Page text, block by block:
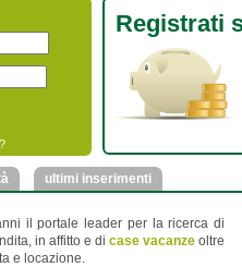
Registrati
ultimi inserimenti
il portale leader per la ricerca di
in affitto e di case vacanze oltre
e locazione.